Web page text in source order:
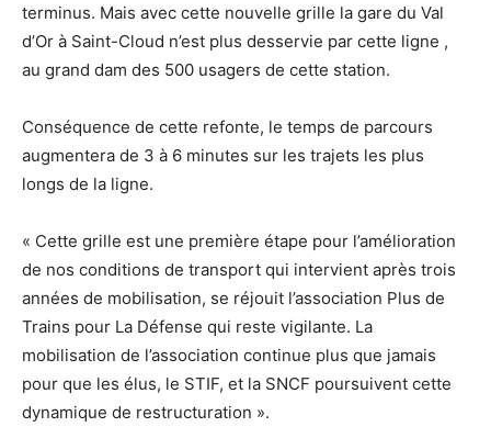
terminus. Mais avec cette nouvelle grille la gare du Val
d’Or à Saint-Cloud n’est plus desservie par cette ligne ,
au grand dam des 500 usagers de cette station.
Conséquence de cette refonte, le temps de parcours
augmentera de 3 à 6 minutes sur les trajets les plus
longs de la ligne.
« Cette grille est une première étape pour l’amélioration
de nos conditions de transport qui intervient après trois
années de mobilisation, se réjouit l’association Plus de
Trains pour La Défense qui reste vigilante. La
mobilisation de l’association continue plus que jamais
pour que les élus, le STIF, et la SNCF poursuivent cette
dynamique de restructuration ».